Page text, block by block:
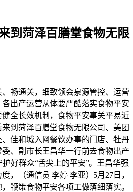
到菏泽百膳堂食物无限
通关，细致领会泉源管控、运营
出产运营从体要严酷落实食物平安
全长效机制，食物平安事关平易近
到菏泽百膳堂食物无限公司、美团
佳和城入网餐饮办事的门店、牡丹
、副市长王昌华一行前去食物出产
好群众“舌尖上的平安”。王昌华强
，（通信员 李婷 李亚）5月27日，
鞭策食物平安各项工做落细落实。